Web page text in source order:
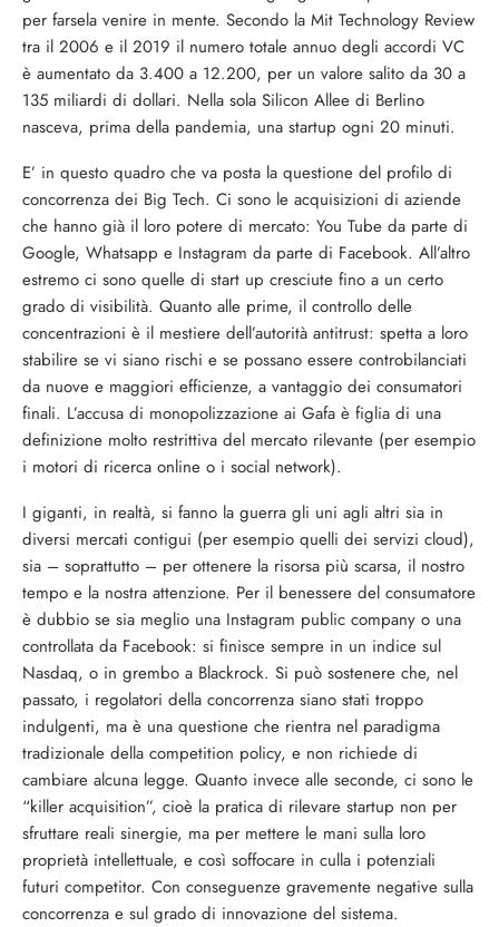
per farsela venire in mente. Secondo la Mit Technology Review
tra il 2006 e il 2019 il numero totale annuo degli accordi VC
è aumentato da 3.400 a 12.200, per un valore salito da 30 a
135 miliardi di dollari. Nella sola Silicon Allee di Berlino
nasceva, prima della pandemia, una startup ogni 20 minuti.
E’ in questo quadro che va posta la questione del profilo di
concorrenza dei Big Tech. Ci sono le acquisizioni di aziende
che hanno già il loro potere di mercato: You Tube da parte di
Google, Whatsapp e Instagram da parte di Facebook. All’altro
estremo ci sono quelle di start up cresciute fino a un certo
grado di visibilità. Quanto alle prime, il controllo delle
concentrazioni è il mestiere dell’autorità antitrust: spetta a loro
stabilire se vi siano rischi e se possano essere controbilanciati
da nuove e maggiori efficienze, a vantaggio dei consumatori
finali. L’accusa di monopolizzazione ai Gafa è figlia di una
definizione molto restrittiva del mercato rilevante (per esempio
i motori di ricerca online o i social network).
I giganti, in realtà, si fanno la guerra gli uni agli altri sia in
diversi mercati contigui (per esempio quelli dei servizi cloud),
sia – soprattutto – per ottenere la risorsa più scarsa, il nostro
tempo e la nostra attenzione. Per il benessere del consumatore
è dubbio se sia meglio una Instagram public company o una
controllata da Facebook: si finisce sempre in un indice sul
Nasdaq, o in grembo a Blackrock. Si può sostenere che, nel
passato, i regolatori della concorrenza siano stati troppo
indulgenti, ma è una questione che rientra nel paradigma
tradizionale della competition policy, e non richiede di
cambiare alcuna legge. Quanto invece alle seconde, ci sono le
“killer acquisition”, cioè la pratica di rilevare startup non per
sfruttare reali sinergie, ma per mettere le mani sulla loro
proprietà intellettuale, e così soffocare in culla i potenziali
futuri competitor. Con conseguenze gravemente negative sulla
concorrenza e sul grado di innovazione del sistema.